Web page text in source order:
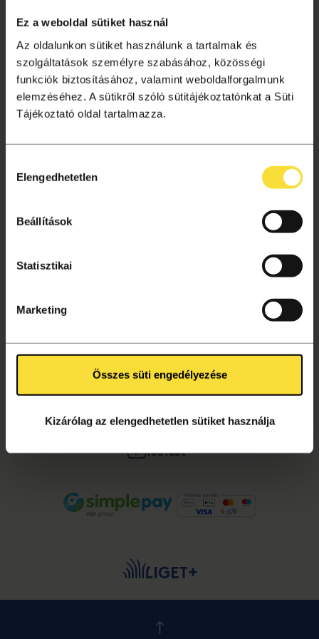
Ez a weboldal sütiket használ
Az oldalunkon sütiket használunk a tartalmak és
szolgáltatások személyre szabásához, közösségi
funkciók biztosításához, valamint weboldalforgalmunk
elemzéséhez. A sütikről szóló sütitájékoztatónkat a Süti
Tájékoztató oldal tartalmazza.
kiválasztása
Elengedhetetlen
Beállítások
Statisztikai
Marketing
Összes süti engedélyezése
Kizárólag az elengedhetetlen sütiket használja
Tagságok
Gyakori kérdések
Jegyvásárlás
Ajándékutalvány
KÖVESS MINKET!
YouTube